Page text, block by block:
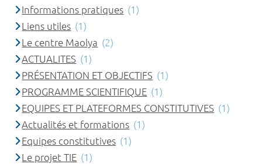
Informations pratiques (1)
Liens utiles (1)
Le centre Maolya (2)
ACTUALITES (1)
PRÉSENTATION ET OBJECTIFS (1)
PROGRAMME SCIENTIFIQUE (1)
EQUIPES ET PLATEFORMES CONSTITUTIVES (1)
Actualités et formations (1)
Equipes constitutives (1)
Le projet TIE (1)